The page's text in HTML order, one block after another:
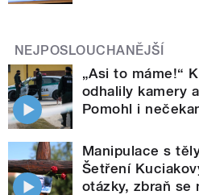
NEJPOSLOUCHANĚJŠÍ
„Asi to máme!“
odhalily kamery
Pomohl i
Manipulace s
Šetření
otázky, zbraň se